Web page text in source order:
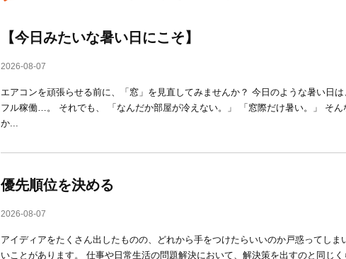
【今日みたいな暑い日にこそ】
2026-08-07
エアコンを頑張らせる前に、「窓」を見直してみませんか？ 今日のような暑い日
フル稼働…。 それでも、 「なんだか部屋が冷えない。」 「窓際だけ暑い。」 そん
か...
優先順位を決める
2026-08-07
アイディアをたくさん出したものの、どれから手をつけたらいいのか戸惑ってしま
いことがあります。 仕事や日常生活の問題解決において、解決策を出すのと同じ